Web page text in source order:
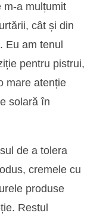
m-a mulțumit
cât și din
Eu am tenul
pentru pistrui,
mare atenție
solară în
de a tolera
cremele cu
produse
Restul